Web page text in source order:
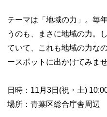
テーマは「地域の力」。毎
うのも、まさに地域の力。
ていて、これも地域の力な
ースポットに出かけてみませ
日時：11月3日(祝・土)
場所：青葉区総合庁舎周辺